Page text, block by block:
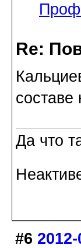
Re:
составе
Да что
#6